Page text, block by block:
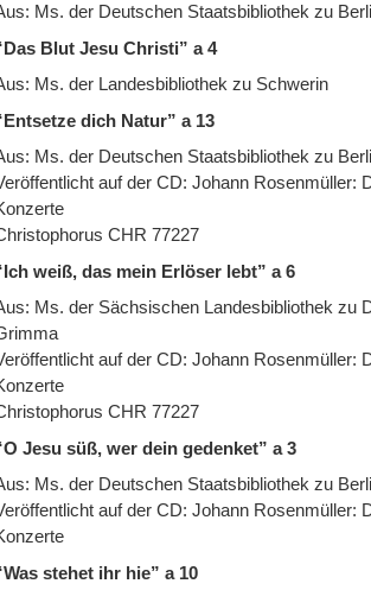
Ms. der Deutschen Staatsbibliothek zu
Blut Jesu Christi” a 4
Ms. der Landesbibliothek zu Schwerin
dich Natur” a 13
Ms. der Deutschen Staatsbibliothek zu
auf der CD: Johann Rosenmüller:
CHR 77227
weiß, das mein Erlöser lebt” a 6
Ms. der Sächsischen Landesbibliothek zu
auf der CD: Johann Rosenmüller:
CHR 77227
Jesu süß, wer dein gedenket” a 3
Ms. der Deutschen Staatsbibliothek zu
auf der CD: Johann Rosenmüller:
stehet ihr hie” a 10